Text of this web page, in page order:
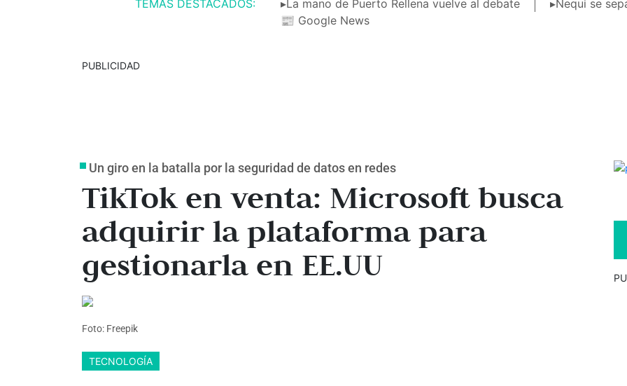
TEMAS DESTACADOS: ▸La mano de Puerto Rellena vuelve al debate
▸Nequi se
📰 Google News
PUBLICIDAD
Un giro en la batalla por la seguridad de datos en redes
TikTok en venta: Microsoft busca
adquirir la plataforma para
gestionarla en EE.UU
Foto: Freepik
TECNOLOGÍA